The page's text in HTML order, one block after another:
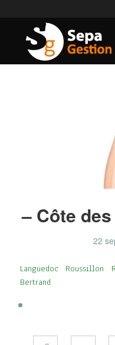
– Côte
22
Languedoc Roussillon
Bertrand